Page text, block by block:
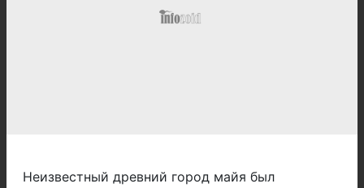
Неизвестный древний город майя был